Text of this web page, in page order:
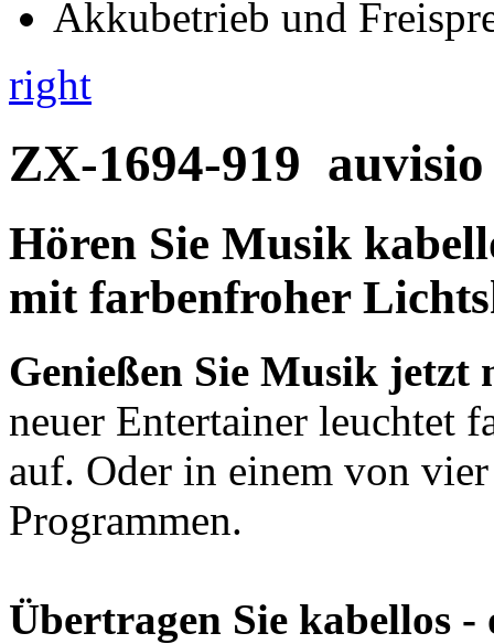
right
ZX-1694-919 auvisio
Hören Sie Musik
mit farbenfroher
Genießen Sie Musik
neuer Entertainer leuchtet
auf. Oder in einem von
Programmen.
Übertragen Sie kabellos